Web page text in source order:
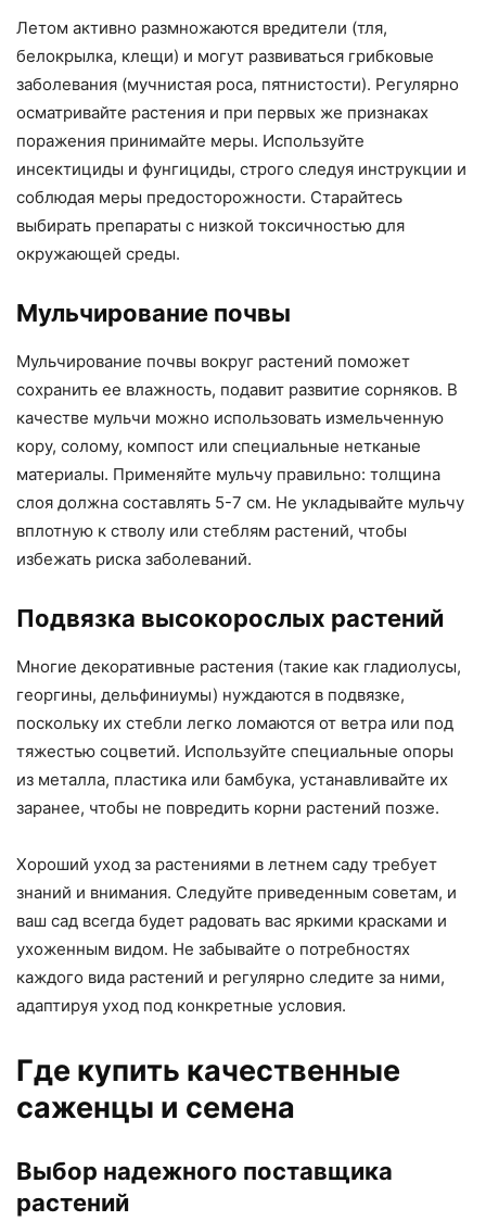
Летом активно размножаются вредители (тля,
белокрылка, клещи) и могут развиваться грибковые
заболевания (мучнистая роса, пятнистости). Регулярно
осматривайте растения и при первых же признаках
поражения принимайте меры. Используйте
инсектициды и фунгициды, строго следуя инструкции и
соблюдая меры предосторожности. Старайтесь
выбирать препараты с низкой токсичностью для
окружающей среды.
Мульчирование почвы
Мульчирование почвы вокруг растений поможет
сохранить ее влажность, подавит развитие сорняков. В
качестве мульчи можно использовать измельченную
кору, солому, компост или специальные нетканые
материалы. Применяйте мульчу правильно: толщина
слоя должна составлять 5-7 см. Не укладывайте мульчу
вплотную к стволу или стеблям растений, чтобы
избежать риска заболеваний.
Подвязка высокорослых растений
Многие декоративные растения (такие как гладиолусы,
георгины, дельфиниумы) нуждаются в подвязке,
поскольку их стебли легко ломаются от ветра или под
тяжестью соцветий. Используйте специальные опоры
из металла, пластика или бамбука, устанавливайте их
заранее, чтобы не повредить корни растений позже.
Хороший уход за растениями в летнем саду требует
знаний и внимания. Следуйте приведенным советам, и
ваш сад всегда будет радовать вас яркими красками и
ухоженным видом. Не забывайте о потребностях
каждого вида растений и регулярно следите за ними,
адаптируя уход под конкретные условия.
Где купить качественные
саженцы и семена
Выбор надежного поставщика
растений